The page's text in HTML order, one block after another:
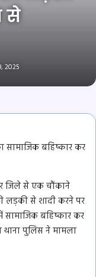
से
2025
जिले से एक चौंकाने
लड़की से शादी करने पर
सामाजिक बहिष्कार कर
थाना पुलिस ने मामला